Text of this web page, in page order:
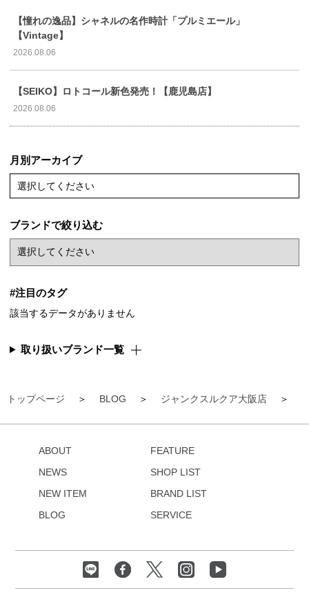
トップページ BLOG ジャンクスルクア大阪店
【憧れの逸品】シャネルの名作時計「プルミエール」
【Vintage】
2026.08.06
【SEIKO】ロトコール新色発売！【鹿児島店】
2026.08.06
月別アーカイブ
選択してください
ブランドで絞り込む
#注目のタグ
該当するデータがありません
取り扱いブランド一覧
ABOUT
NEWS
NEW ITEM
BLOG
FEATURE
SHOP LIST
BRAND LIST
SERVICE